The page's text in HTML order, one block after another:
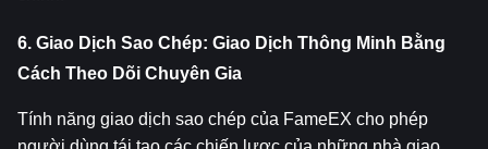
6. Giao Dịch Sao Chép: Giao Dịch Thông Minh Bằng
Cách Theo Dõi Chuyên Gia
Tính năng giao dịch sao chép của FameEX cho phép